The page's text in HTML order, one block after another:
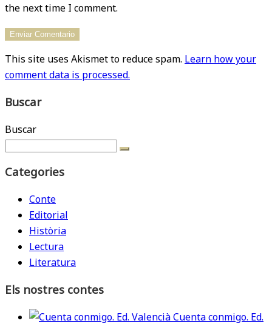
the next time I comment.
This site uses Akismet to reduce spam. Learn how your
comment data is processed.
Buscar
Buscar
Categories
Conte
Editorial
Història
Lectura
Literatura
Els nostres contes
Cuenta conmigo. Ed.